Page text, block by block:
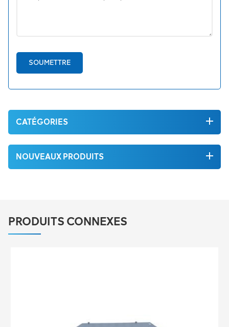
SOUMETTRE
CATÉGORIES
NOUVEAUX PRODUITS
PRODUITS CONNEXES